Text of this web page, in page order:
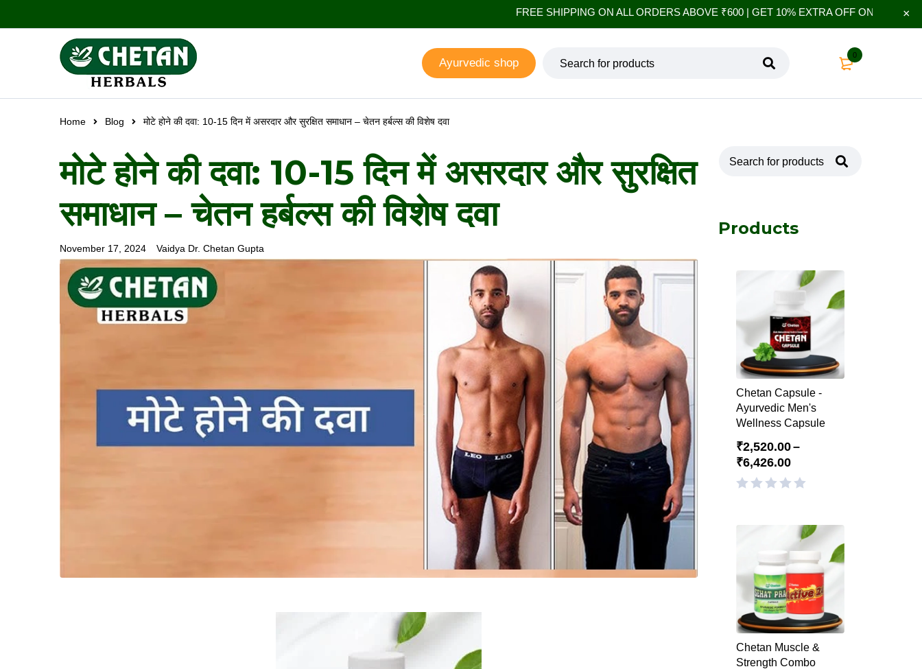
FREE SHIPPING ON ALL ORDERS ABOVE ₹600 | GET 10% EXTRA OFF ON YOUR FIRST
0
Ayurvedic shop
Home Blog मोटे होने की दवा: 10-15 दिन में असरदार और सुरक्षित समाधान – चेतन हर्बल्स की विशेष दवा
मोटे होने की दवा: 10-15 दिन में असरदार और सुरक्षित
समाधान – चेतन हर्बल्स की विशेष दवा
November 17, 2024 Vaidya Dr. Chetan Gupta
Products
Chetan Capsule -
Ayurvedic Men's
Wellness Capsule
₹2,520.00–
₹6,426.00
Chetan Muscle &
Strength Combo